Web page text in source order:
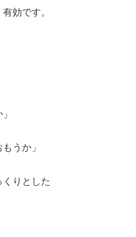
効です。
うか」
りとした